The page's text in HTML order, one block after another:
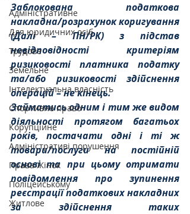
Адміністративне
Для юридичних осіб
Трудове
Земельне
Інтелектуальна власність
Спортивне право
Корупційне
Адміністративі порушення
Права Жінок
Поліцейському
Житлове
Заблокована податкова
накладна/розрахунок коригування
(Далі – ПН/РК) з підстав
невідповідності критеріям
ризиковості платника податку
та/або ризиковості здійснення
операцій – не кінець.
Займатись одним і тим же видом
діяльності протягом багатьох
років, постачати одні і ті ж
товари/послуги на постійній
основі та при цьому отримати
повідомлення про зупинення
реєстрації податкових накладних
за здійснення таких